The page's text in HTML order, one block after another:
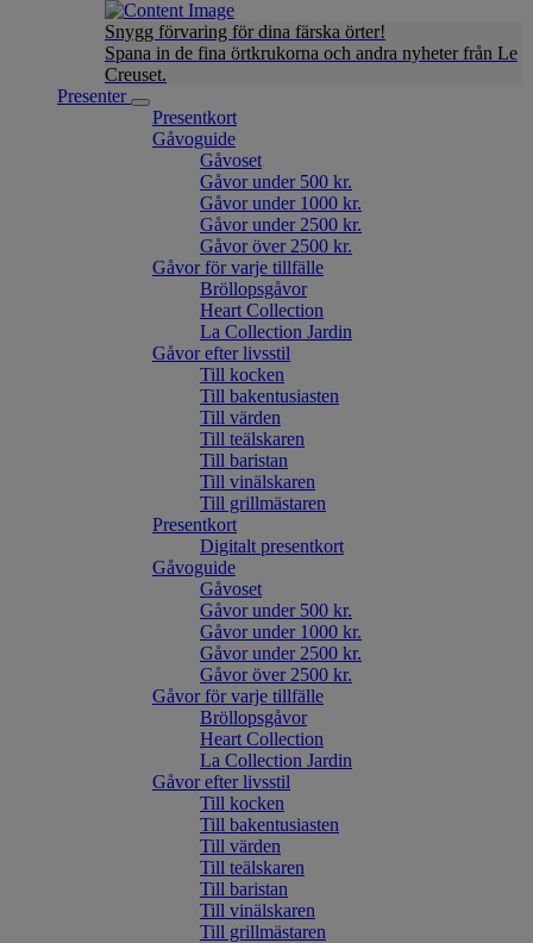
Snygg förvaring för dina färska örter!
Spana in de fina örtkrukorna och andra nyheter från Le
Creuset.
Presenter
Presentkort
Gåvoguide
Gåvoset
Gåvor under 500 kr.
Gåvor under 1000 kr.
Gåvor under 2500 kr.
Gåvor över 2500 kr.
Gåvor för varje tillfälle
Bröllopsgåvor
Heart Collection
La Collection Jardin
Gåvor efter livsstil
Till kocken
Till bakentusiasten
Till värden
Till teälskaren
Till baristan
Till vinälskaren
Till grillmästaren
Presentkort
Digitalt presentkort
Gåvoguide
Gåvoset
Gåvor under 500 kr.
Gåvor under 1000 kr.
Gåvor under 2500 kr.
Gåvor över 2500 kr.
Gåvor för varje tillfälle
Bröllopsgåvor
Heart Collection
La Collection Jardin
Gåvor efter livsstil
Till kocken
Till bakentusiasten
Till värden
Till teälskaren
Till baristan
Till vinälskaren
Till grillmästaren